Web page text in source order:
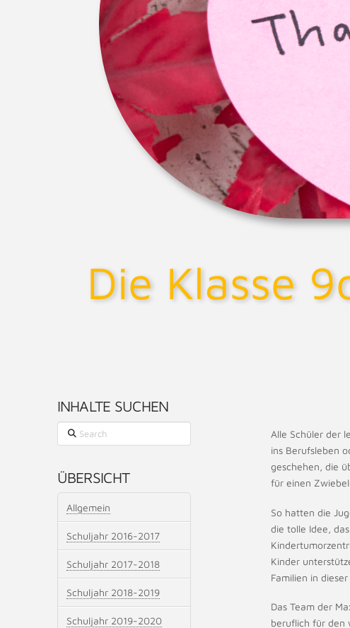
Die Klasse
Alle Schüler der
ins Berufsleben
geschehen, die
für einen
So hatten die
die tolle Idee,
Kinder
Familien in
Das Team der
beruflich für den
INHALTE SUCHEN
Search
ÜBERSICHT
Allgemein
Schuljahr 2016-2017
Schuljahr 2017-2018
Schuljahr 2018-2019
Schuljahr 2019-2020